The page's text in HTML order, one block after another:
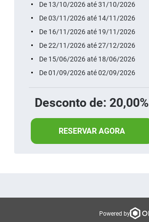
De 13/10/2026 até 31/10/2026
De 03/11/2026 até 14/11/2026
De 16/11/2026 até 19/11/2026
De 22/11/2026 até 27/12/2026
De 15/06/2026 até 18/06/2026
De 01/09/2026 até 02/09/2026
Desconto de: 20,00%
RESERVAR AGORA
Powered by